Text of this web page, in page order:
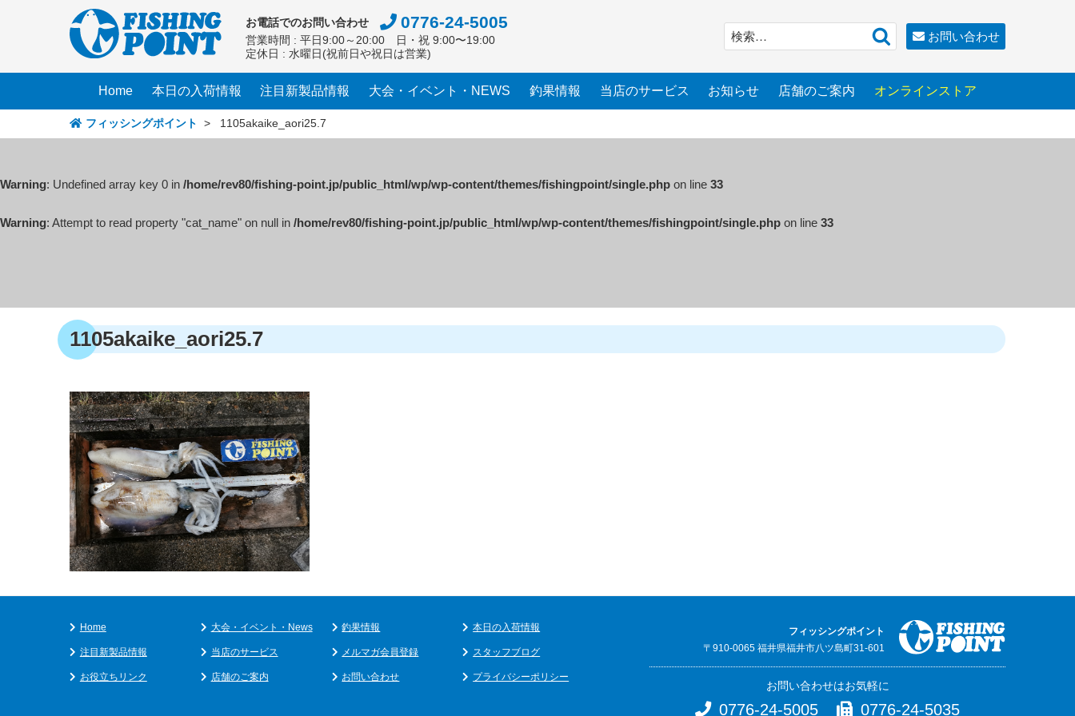
キ
プ
お電話でのお問い合わせ 0776-24-5005
営業時間 : 平日9:00～20:00 日・祝 9:00〜19:00
定休日 : 水曜日(祝前日や祝日は営業)
索:
お問い合わせ
Home 本日の入荷情報 注目新製品情報 大会・イベント・NEWS 釣果情報 当店のサービス お知らせ 店舗のご案内 オンラインストア
フィッシングポイント > 1105akaike_aori25.7
Warning: Undefined array key 0 in /home/rev80/fishing-point.jp/public_html/wp/wp-content/themes/fishingpoint/single.php on line 33
Warning: Attempt to read property "cat_name" on null in /home/rev80/fishing-point.jp/public_html/wp/wp-content/themes/fishingpoint/single.php on line 33
1105akaike_aori25.7
Home 大会・イベント・News 釣果情報 本日の入荷情報
注目新製品情報 当店のサービス メルマガ会員登録 スタッフブログ
お役立ちリンク 店舗のご案内 お問い合わせ プライバシーポリシー
フィッシングポイント
〒910-0065 福井県福井市八ツ島町31-601
お問い合わせはお気軽に
0776-24-5005 0776-24-5035